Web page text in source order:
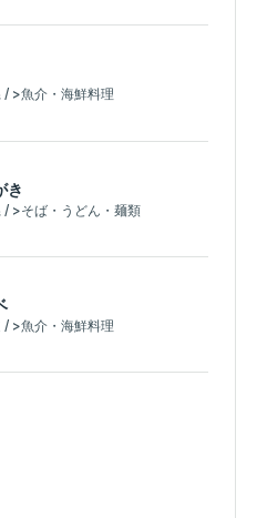
/ >魚介・海鮮料理
き
/ >そば・うどん・麺類
/ >魚介・海鮮料理